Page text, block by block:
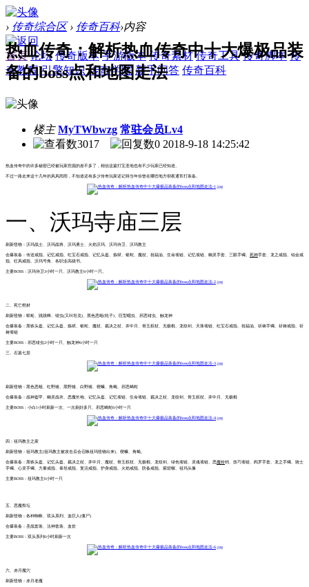
› 传奇综合区 › 传奇百科›内容
首页 论坛 传奇版本 手游版本 传奇素材 传奇工具 传奇脚本 传
奇教程 引擎知识 传奇学院 新手问答 传奇百科
热血传奇：解析热血传奇中十大爆极品装
备的boss点和地图走法
楼主 MyTWbwzg 常驻会员Lv4
3017
0 2018-9-18 14:25:42
热血传奇中的许多秘密已经被玩家挖掘的差不多了，相信这篇打宝圣地也有不少玩家已经知道。
不过一路走来这十几年的风风雨雨，不知道还有多少传奇玩家还记得当年你曾在哪些地方彻夜通宵打装备。
一、沃玛寺庙三层
刷新怪物：沃玛战士、沃玛战将、沃玛勇士、火焰沃玛、沃玛侍卫、沃玛教主
会爆装备：传送戒指、记忆戒指、红宝石戒指、记忆头盔、炼狱、银蛇、魔杖、祝福油、生命项链、记忆项链、幽灵手套、三眼手镯、 死神手套、龙之戒指、铂金戒
指、狂风戒指、沃玛号角、各职业高级书。
主要BOSS：沃玛侍卫3小时一只、沃玛教主6小时一只。
二、死亡棺材
刷新怪物：蜈蚣、跳跳蜂、钳虫(又叫坦克)、黑色恶蛆(轮子)、巨型蠕虫、邪恶钳虫、触龙神
会爆装备：黑铁头盔、记忆头盔、炼狱、银蛇、魔杖、裁决之杖、井中月、骨玉权杖、无极棍、龙纹剑、天珠项链、红宝石戒指、祝福油、祈祷手镯、祈祷戒指、祈
祷项链
主要BOSS：邪恶钳虫2小时一只、触龙神6小时一只
三、石墓七层
刷新怪物：黑色恶蛆、红野猪、黑野猪、白野猪、楔蛾、角蝇、邪恶蝎蛇
会爆装备：战神盔甲、幽灵战衣、恶魔长袍、记忆头盔、记忆项链、生命项链、裁决之杖、龙纹剑、骨玉权杖、井中月、无极棍
主要BOSS：小白1小时刷新一次、一次刷好多只、邪恶蝎蛇6小时一只
四：祖玛教主之家
刷新怪物：祖玛教主(祖玛教主被攻击后会召唤祖玛怪物出来)、楔蛾、角蝇。
会爆装备：黑铁头盔、记忆头盔、裁决之杖、井中月、魔杖、骨玉权杖、无极棍、龙纹剑、绿色项链、灵魂项链、恶魔铃铛、技巧项链、阎罗手套、龙之手镯、骑士
手镯、心灵手镯、力量戒指、泰坦戒指、复活戒指、护身戒指、火焰戒指、防备戒指、紫碧螺、祖玛头像
主要BOSS：祖玛教主6小时一只
五、恶魔祭坛
刷新怪物：各种蜘蛛、双头系列、血巨人(僵尸)
会爆装备：圣战套装、法神套装、血饮
主要BOSS：双头系列6小时刷新一次
六、赤月魔穴
刷新怪物：赤月老魔